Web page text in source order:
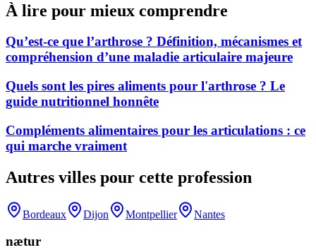
À lire pour mieux comprendre
Qu’est-ce que l’arthrose ? Définition, mécanismes et
compréhension d’une maladie articulaire majeure
Quels sont les pires aliments pour l'arthrose ? Le
guide nutritionnel honnête
Compléments alimentaires pour les articulations : ce
qui marche vraiment
Autres villes pour cette profession
Bordeaux Dijon Montpellier Nantes
nætur